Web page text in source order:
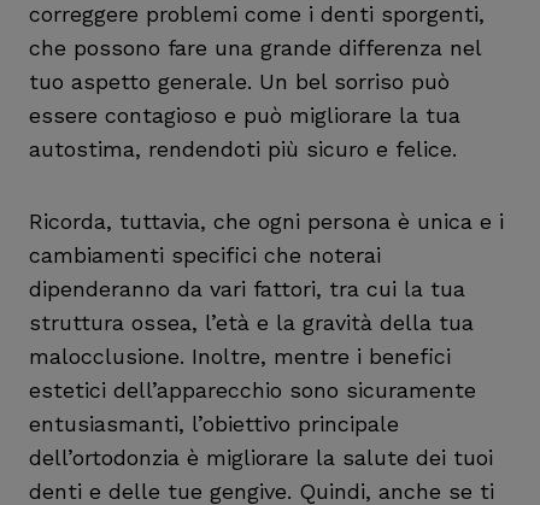
correggere problemi come i denti sporgenti,
che possono fare una grande differenza nel
tuo aspetto generale. Un bel sorriso può
essere contagioso e può migliorare la tua
autostima, rendendoti più sicuro e felice.
Ricorda, tuttavia, che ogni persona è unica e i
cambiamenti specifici che noterai
dipenderanno da vari fattori, tra cui la tua
struttura ossea, l’età e la gravità della tua
malocclusione. Inoltre, mentre i benefici
estetici dell’apparecchio sono sicuramente
entusiasmanti, l’obiettivo principale
dell’ortodonzia è migliorare la salute dei tuoi
denti e delle tue gengive. Quindi, anche se ti